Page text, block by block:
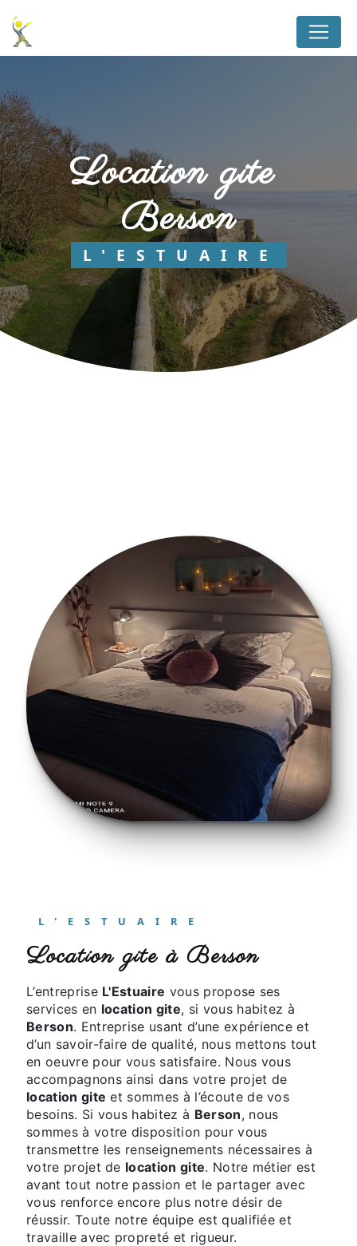
location gite
Berson
L'ESTUAIRE
L'ESTUAIRE
location gite à Berson
L’entreprise L'Estuaire vous propose ses
services en location gite, si vous habitez à
Berson. Entreprise usant d’une expérience et
d’un savoir-faire de qualité, nous mettons tout
en oeuvre pour vous satisfaire. Nous vous
accompagnons ainsi dans votre projet de
location gite et sommes à l’écoute de vos
besoins. Si vous habitez à Berson, nous
sommes à votre disposition pour vous
transmettre les renseignements nécessaires à
votre projet de location gite. Notre métier est
avant tout notre passion et le partager avec
vous renforce encore plus notre désir de
réussir. Toute notre équipe est qualifiée et
travaille avec propreté et rigueur.